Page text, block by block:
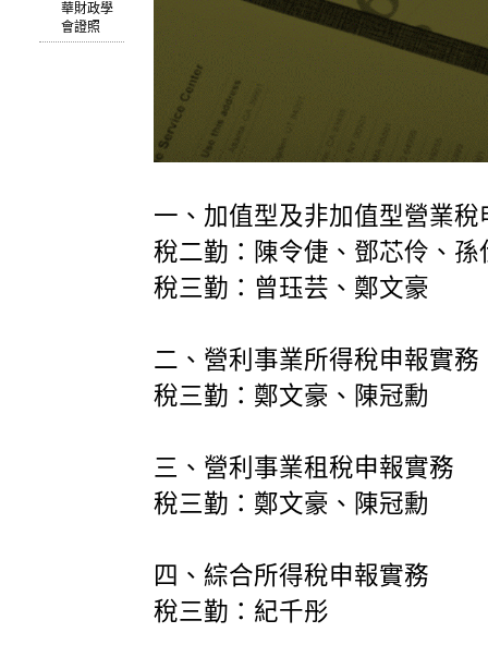
華財政學
會證照
一、加值型及非加值型營業稅
稅二勤：陳令倢、鄧芯伶、孫
稅三勤：曾珏芸、鄭文豪
二、營利事業所得稅申報實務
稅三勤：鄭文豪、陳冠勳
三、營利事業租稅申報實務
稅三勤：鄭文豪、陳冠勳
四、綜合所得稅申報實務
稅三勤：紀千彤